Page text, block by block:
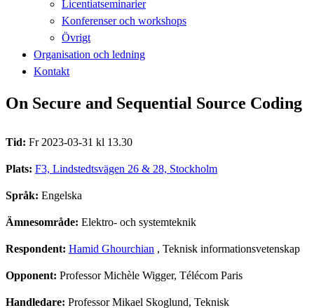
Licentiatseminarier
Konferenser och workshops
Övrigt
Organisation och ledning
Kontakt
On Secure and Sequential Source Coding
Tid: Fr 2023-03-31 kl 13.30
Plats: F3, Lindstedtsvägen 26 & 28, Stockholm
Språk: Engelska
Ämnesområde: Elektro- och systemteknik
Respondent: Hamid Ghourchian , Teknisk informationsvetenskap
Opponent: Professor Michèle Wigger, Télécom Paris
Handledare: Professor Mikael Skoglund, Teknisk